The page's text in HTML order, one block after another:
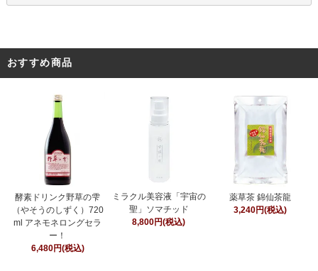
おすすめ商品
酵素ドリンク野草の雫
（やそうのしずく）720
ml アネモネロングセラ
ー！
6,480円(税込)
ミラクル美容液「宇宙の
聖」ソマチッド
8,800円(税込)
薬草茶 錦仙茶龍
3,240円(税込)